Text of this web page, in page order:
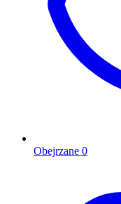
Obejrzane 0